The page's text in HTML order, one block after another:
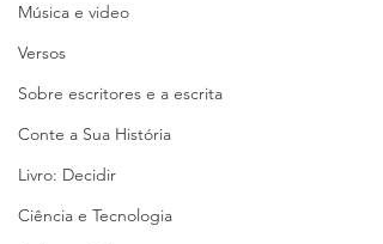
Música e video
Versos
Sobre escritores e a escrita
Conte a Sua História
Livro: Decidir
Ciência e Tecnologia